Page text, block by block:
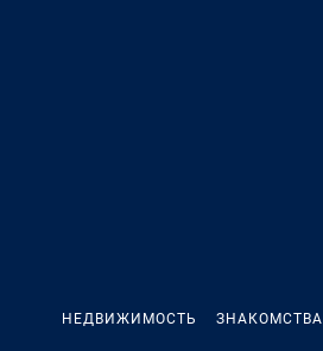
НЕДВИЖИМОСТЬ ЗНАКОМСТВА